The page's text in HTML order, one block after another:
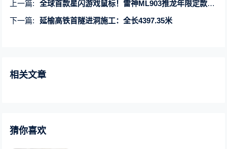
上一篇:
全球首款星闪游戏鼠标！雷神ML903推龙年限定款：399元
下一篇:
延榆高铁首隧进洞施工：全长4397.35米
相关文章
猜你喜欢